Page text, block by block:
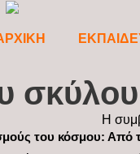
του κόσμου: Από